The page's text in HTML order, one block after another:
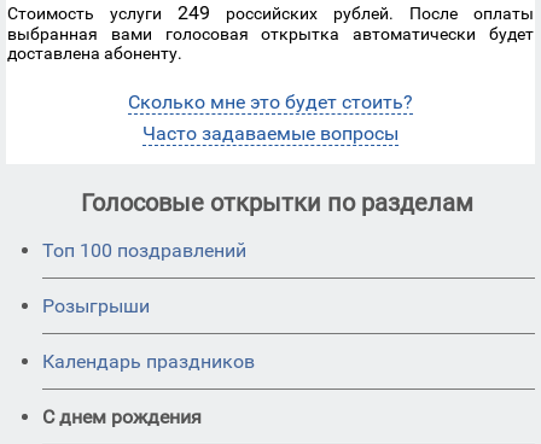
Стоимость услуги 249 российских рублей. После оплаты
выбранная вами голосовая открытка автоматически будет
доставлена абоненту.
Сколько мне это будет стоить?
Часто задаваемые вопросы
Голосовые открытки по разделам
Топ 100 поздравлений
Розыгрыши
Календарь праздников
С днем рождения